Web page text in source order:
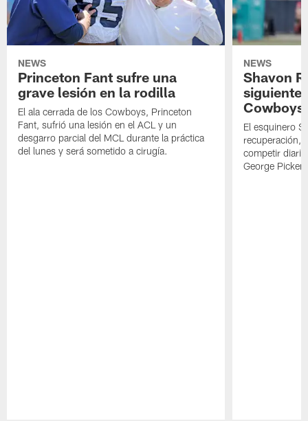
NEWS
Princeton Fant sufre una
grave lesión en la rodilla
El ala cerrada de los Cowboys, Princeton
Fant, sufrió una lesión en el ACL y un
desgarro parcial del MCL durante la práctica
del lunes y será sometido a cirugía.
NEWS
Shavon
siguiente
Cowboys
El esquinero
recuperación,
competir
George